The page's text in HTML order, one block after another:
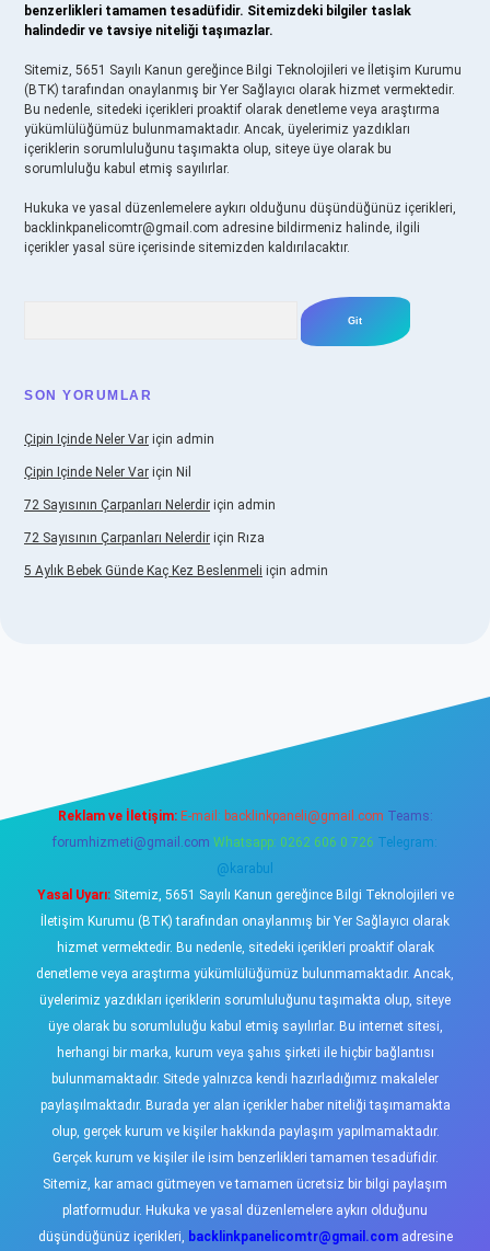
benzerlikleri tamamen tesadüfidir. Sitemizdeki bilgiler taslak
halindedir ve tavsiye niteliği taşımazlar.
Sitemiz, 5651 Sayılı Kanun gereğince Bilgi Teknolojileri ve İletişim Kurumu
(BTK) tarafından onaylanmış bir Yer Sağlayıcı olarak hizmet vermektedir.
Bu nedenle, sitedeki içerikleri proaktif olarak denetleme veya araştırma
yükümlülüğümüz bulunmamaktadır. Ancak, üyelerimiz yazdıkları
içeriklerin sorumluluğunu taşımakta olup, siteye üye olarak bu
sorumluluğu kabul etmiş sayılırlar.
Hukuka ve yasal düzenlemelere aykırı olduğunu düşündüğünüz içerikleri,
backlinkpanelicomtr@gmail.com adresine bildirmeniz halinde, ilgili
içerikler yasal süre içerisinde sitemizden kaldırılacaktır.
SON YORUMLAR
Çipin Içinde Neler Var için admin
Çipin Içinde Neler Var için Nil
72 Sayısının Çarpanları Nelerdir için admin
72 Sayısının Çarpanları Nelerdir için Rıza
5 Aylık Bebek Günde Kaç Kez Beslenmeli için admin
Reklam ve İletişim: E-mail: backlinkpaneli@gmail.com Teams:
forumhizmeti@gmail.com Whatsapp: 0262 606 0 726 Telegram:
@karabul
Yasal Uyarı:Sitemiz, 5651 Sayılı Kanun gereğince Bilgi Teknolojileri ve
İletişim Kurumu (BTK) tarafından onaylanmış bir Yer Sağlayıcı olarak
hizmet vermektedir. Bu nedenle, sitedeki içerikleri proaktif olarak
denetleme veya araştırma yükümlülüğümüz bulunmamaktadır. Ancak,
üyelerimiz yazdıkları içeriklerin sorumluluğunu taşımakta olup, siteye
üye olarak bu sorumluluğu kabul etmiş sayılırlar. Bu internet sitesi,
herhangi bir marka, kurum veya şahıs şirketi ile hiçbir bağlantısı
bulunmamaktadır. Sitede yalnızca kendi hazırladığımız makaleler
paylaşılmaktadır. Burada yer alan içerikler haber niteliği taşımamakta
olup, gerçek kurum ve kişiler hakkında paylaşım yapılmamaktadır.
Gerçek kurum ve kişiler ile isim benzerlikleri tamamen tesadüfidir.
Sitemiz, kar amacı gütmeyen ve tamamen ücretsiz bir bilgi paylaşım
platformudur. Hukuka ve yasal düzenlemelere aykırı olduğunu
düşündüğünüz içerikleri, backlinkpanelicomtr@gmail.comadresine